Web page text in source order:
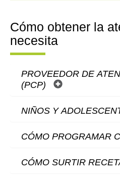
Cómo obtener la
necesita
PROVEEDOR DE
(PCP)
NIÑOS Y
CÓMO PROGRAMAR
CÓMO SURTIR